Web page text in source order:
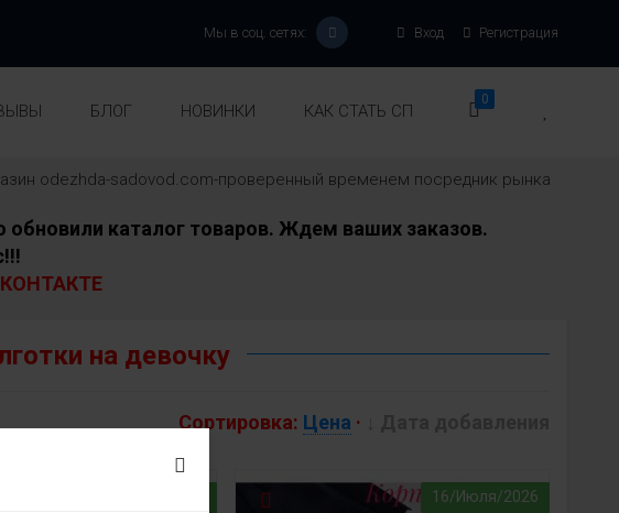
Вход Регистрация
Мы в соц. сетях:
БЛОГ НОВИНКИ КАК СТАТЬ СП
0
odezhda-sadovod.com-проверенный временем посредник рынка
каталог товаров. Ждем ваших заказов.
на девочку
Сортировка: Цена ·
16/Июля/2026